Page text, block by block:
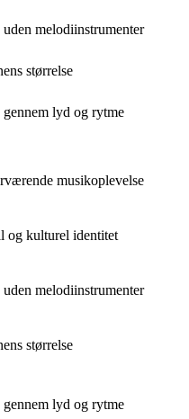
melodiinstrumenter
størrelse
lyd og rytme
musikoplevelse
og kulturel identitet
melodiinstrumenter
størrelse
lyd og rytme